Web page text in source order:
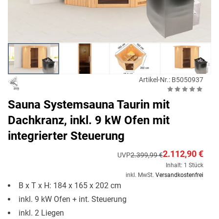
Artikel-Nr.: B5050937
Sauna Systemsauna Taurin mit
Dachkranz, inkl. 9 kW Ofen mit
integrierter Steuerung
UVP2.399,99 €2.112,90 €
Inhalt: 1 Stück
inkl. MwSt. Versandkostenfrei
B x T x H: 184 x 165 x 202 cm
inkl. 9 kW Ofen + int. Steuerung
inkl. 2 Liegen